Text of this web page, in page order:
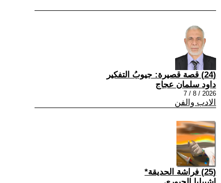
(24) قصة قصيرة: جيوبُ التفكير
داود سلمان عجاج
2026 / 8 / 7
الادب والفن
(25) فراشة الحديقة*